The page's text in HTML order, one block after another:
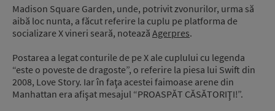
Madison Square Garden, unde, potrivit zvonurilor, urma să
aibă loc nunta, a făcut referire la cuplu pe platforma de
socializare X vineri seară, notează Agerpres.
Postarea a legat conturile de pe X ale cuplului cu legenda
“este o poveste de dragoste”, o referire la piesa lui Swift din
2008, Love Story. Iar în faţa acestei faimoase arene din
Manhattan era afişat mesajul “PROASPĂT CĂSĂTORIŢI!”.